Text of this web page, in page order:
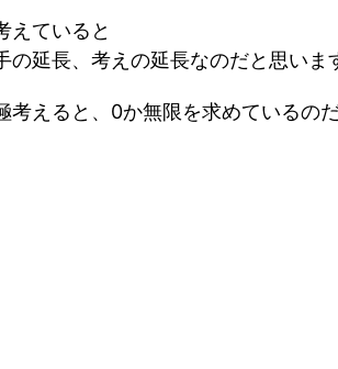
えていると
の延長、考えの延長なのだと思いま
考えると、0か無限を求めているの